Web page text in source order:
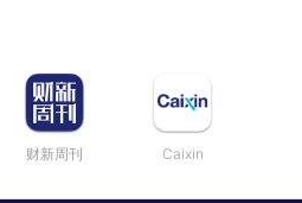
财新周刊 Caixin